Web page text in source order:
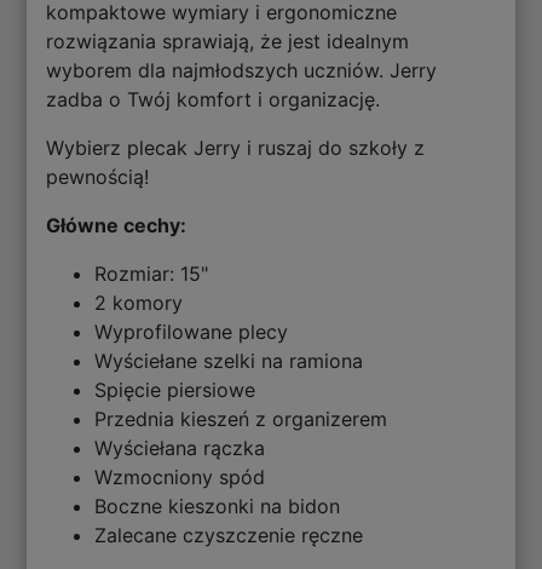
kompaktowe wymiary i ergonomiczne
rozwiązania sprawiają, że jest idealnym
wyborem dla najmłodszych uczniów. Jerry
zadba o Twój komfort i organizację.
Wybierz plecak Jerry i ruszaj do szkoły z
pewnością!
Główne cechy:
Rozmiar: 15"
2 komory
Wyprofilowane plecy
Wyściełane szelki na ramiona
Spięcie piersiowe
Przednia kieszeń z organizerem
Wyściełana rączka
Wzmocniony spód
Boczne kieszonki na bidon
Zalecane czyszczenie ręczne